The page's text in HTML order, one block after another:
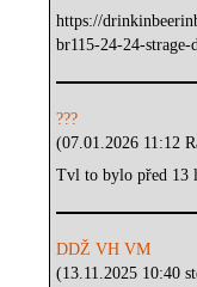
https://
br115-24-24-
???
(07.01.2026 11:12
Tvl to bylo před 13
DDŽ VH VM
(13.11.2025 10:40